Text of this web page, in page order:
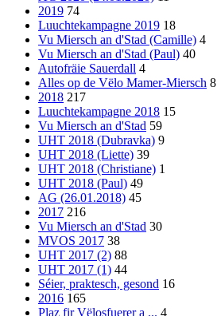
2019 74
Luuchtekampagne 2019 18
Vu Miersch an d'Stad (Camille) 4
Vu Miersch an d'Stad (Paul) 40
Autofräie Sauerdall 4
Alles op de Vëlo Mamer-Miersch 8
2018 217
Luuchtekampagne 2018 15
Vu Miersch an d'Stad 59
UHT 2018 (Dubravka) 9
UHT 2018 (Liette) 39
UHT 2018 (Christiane) 1
UHT 2018 (Paul) 49
AG (26.01.2018) 45
2017 216
Vu Miersch an d'Stad 30
MVOS 2017 38
UHT 2017 (2) 88
UHT 2017 (1) 44
Séier, praktesch, gesond 16
2016 165
Plaz fir Vëlosfuerer a ... 4